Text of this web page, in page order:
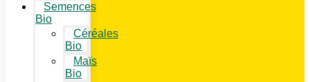
Semences
Bio
Céréales
Bio
Maïs
Bio